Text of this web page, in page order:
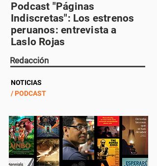
Podcast "Páginas
Indiscretas": Los estrenos
peruanos: entrevista a
Laslo Rojas
Redacción
NOTICIAS
/ PODCAST